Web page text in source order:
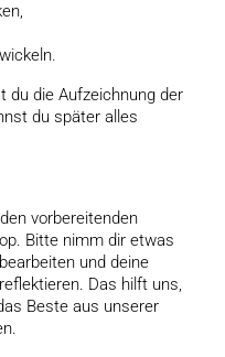
du die Aufzeichnung der
du später alles
vorbereitenden
Bitte nimm dir etwas
und deine
Das hilft uns,
Beste aus unserer